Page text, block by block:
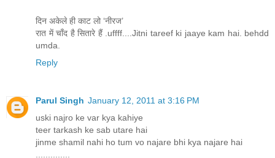
दिन अकेले ही काट लो ‘नीरज’
रात में चाँद है सितारे हैं .uffff....Jitni tareef ki jaaye kam hai. behdd
umda.
Reply
Parul Singh January 12, 2011 at 3:16 PM
uski najro ke var kya kahiye
teer tarkash ke sab utare hai
jinme shamil nahi ho tum vo najare bhi kya najare hai